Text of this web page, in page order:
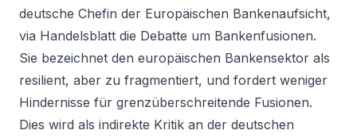
deutsche Chefin der Europäischen Bankenaufsicht,
via Handelsblatt die Debatte um Bankenfusionen.
Sie bezeichnet den europäischen Bankensektor als
resilient, aber zu fragmentiert, und fordert weniger
Hindernisse für grenzüberschreitende Fusionen.
Dies wird als indirekte Kritik an der deutschen